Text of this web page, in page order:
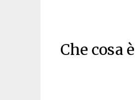
Che cosa